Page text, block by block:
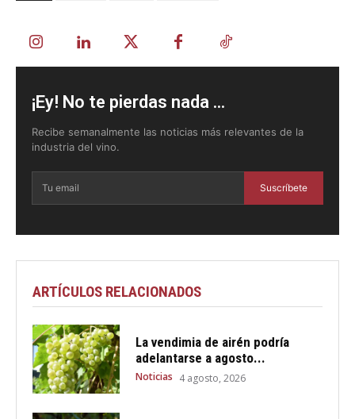
¡Ey! No te pierdas nada ...
Recibe semanalmente las noticias más relevantes de la
industria del vino.
Suscríbete
ARTÍCULOS RELACIONADOS
La vendimia de airén podría
adelantarse a agosto...
Noticias 4 agosto, 2026